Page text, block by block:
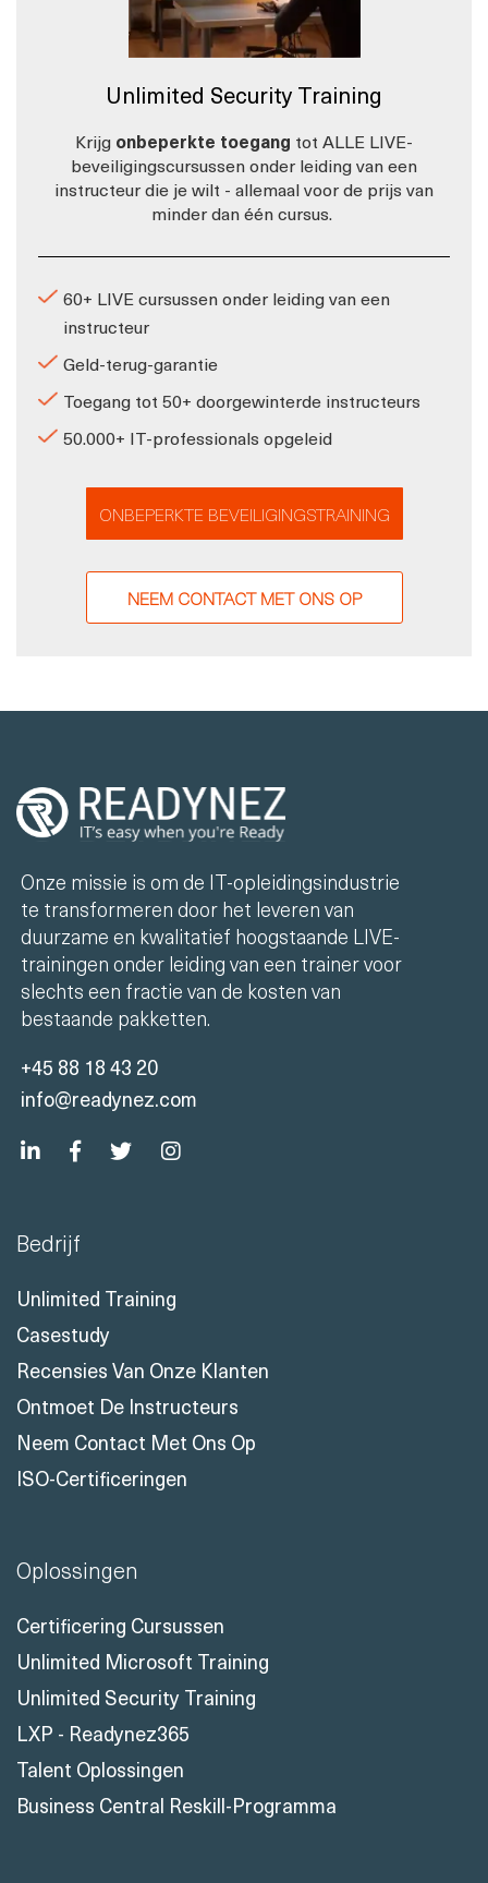
Unlimited Security Training
Krijg onbeperkte toegang tot ALLE LIVE-
beveiligingscursussen onder leiding van een
instructeur die je wilt - allemaal voor de prijs van
minder dan één cursus.
60+ LIVE cursussen onder leiding van een
instructeur
Geld-terug-garantie
Toegang tot 50+ doorgewinterde instructeurs
50.000+ IT-professionals opgeleid
ONBEPERKTE BEVEILIGINGSTRAINING
NEEM CONTACT MET ONS OP
Onze missie is om de IT-opleidingsindustrie
te transformeren door het leveren van
duurzame en kwalitatief hoogstaande LIVE-
trainingen onder leiding van een trainer voor
slechts een fractie van de kosten van
bestaande pakketten.
+45 88 18 43 20
info@readynez.com
Bedrijf
Unlimited Training
Casestudy
Recensies Van Onze Klanten
Ontmoet De Instructeurs
Neem Contact Met Ons Op
ISO-Certificeringen
Oplossingen
Certificering Cursussen
Unlimited Microsoft Training
Unlimited Security Training
LXP - Readynez365
Talent Oplossingen
Business Central Reskill-Programma